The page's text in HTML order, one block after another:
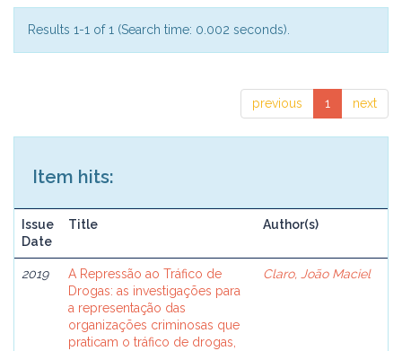
Results 1-1 of 1 (Search time: 0.002 seconds).
previous 1 next
Item hits:
Issue
Date
Title Author(s)
2019
A Repressão ao Tráfico de
Drogas: as investigações para
a representação das
organizações criminosas que
praticam o tráfico de drogas,
Claro, João Maciel